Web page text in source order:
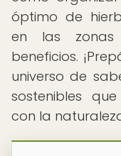
óptimo de
en las
beneficios.
universo de
sostenibles
con la